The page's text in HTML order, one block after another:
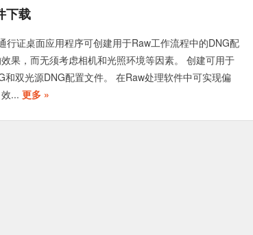
下载
行证桌面应用程序可创建用于Raw工作流程中的DNG配
果，而无须考虑相机和光照环境等因素。 创建可用于
双光源DNG配置文件。 在Raw处理软件中可实现偏
... 更多 »